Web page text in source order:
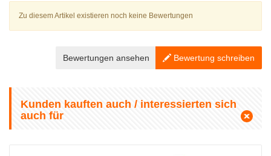
Zu diesem Artikel existieren noch keine Bewertungen
Bewertungen ansehen Bewertung schreiben
Kunden kauften auch / interessierten sich
auch für